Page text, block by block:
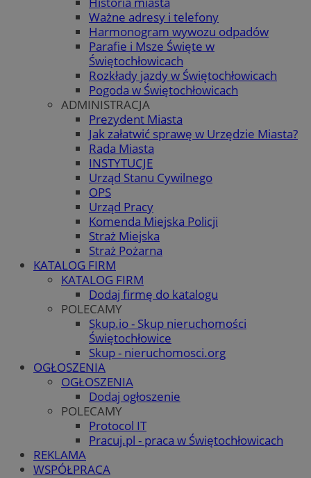
Ważne adresy i telefony
Harmonogram wywozu odpadów
Parafie i Msze Święte w
Świętochłowicach
Rozkłady jazdy w Świętochłowicach
Pogoda w Świętochłowicach
ADMINISTRACJA
Prezydent Miasta
Jak załatwić sprawę w Urzędzie Miasta?
Rada Miasta
INSTYTUCJE
Urząd Stanu Cywilnego
OPS
Urząd Pracy
Komenda Miejska Policji
Straż Miejska
Straż Pożarna
KATALOG FIRM
KATALOG FIRM
Dodaj firmę do katalogu
POLECAMY
Skup.io - Skup nieruchomości
Świętochłowice
Skup - nieruchomosci.org
OGŁOSZENIA
OGŁOSZENIA
Dodaj ogłoszenie
POLECAMY
Protocol IT
Pracuj.pl - praca w Świętochłowicach
REKLAMA
WSPÓŁPRACA